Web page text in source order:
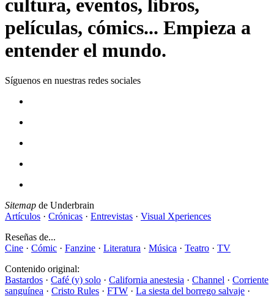
cultura, eventos, libros,
películas, cómics... Empieza a
entender el mundo.
Síguenos en nuestras redes sociales
Sitemap de Underbrain
Artículos · Crónicas · Entrevistas · Visual Xperiences
Reseñas de...
Cine · Cómic · Fanzine · Literatura · Música · Teatro · TV
Contenido original:
Bastardos · Café (y) solo · California anestesia · Channel · Corriente
sanguínea · Cristo Rules · FTW · La siesta del borrego salvaje ·